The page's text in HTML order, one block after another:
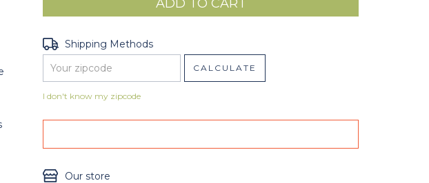
Shipping for zipcode:
Shipping Methods
CALCULATE
I don't know my zipcode
Our store